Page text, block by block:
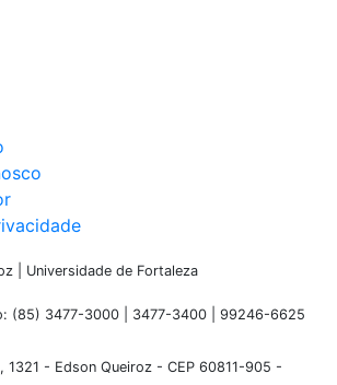
| Universidade de Fortaleza
(85) 3477-3000 | 3477-3400 | 99246-6625
1321 - Edson Queiroz - CEP 60811-905 -